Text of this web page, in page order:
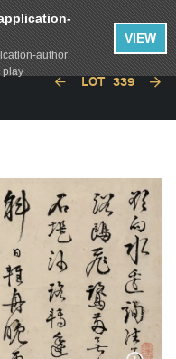
LOT 339
author
play
VIEW